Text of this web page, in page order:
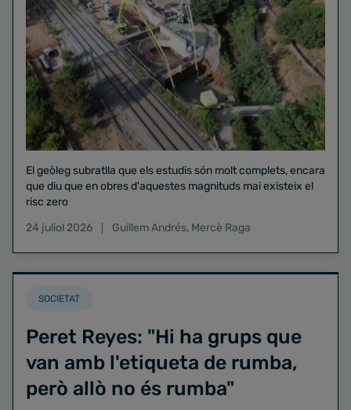
El geòleg subratlla que els estudis són molt complets, encara
que diu que en obres d'aquestes magnituds mai existeix el
risc zero
24 juliol 2026
Guillem Andrés, Mercè Raga
SOCIETAT
Peret Reyes: "Hi ha grups que
van amb l'etiqueta de rumba,
però allò no és rumba"